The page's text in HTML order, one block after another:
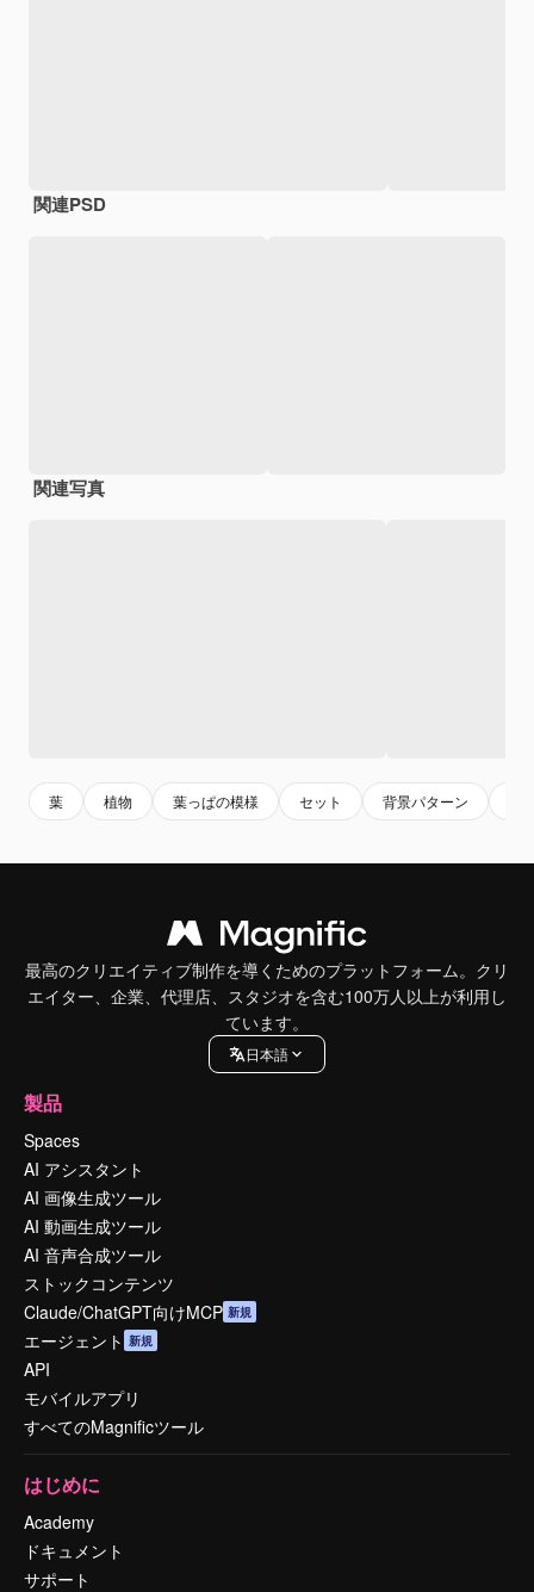
関連PSD
関連写真
葉 植物 葉っぱの模様 セット 背景パターン
最高のクリエイティブ制作を導くためのプラットフォーム。クリ
エイター、企業、代理店、スタジオを含む100万人以上が利用し
ています。
日本語
製品
Spaces
AI アシスタント
AI 画像生成ツール
AI 動画生成ツール
AI 音声合成ツール
ストックコンテンツ
Claude/ChatGPT向けMCP 新規
エージェント 新規
API
モバイルアプリ
すべてのMagnificツール
はじめに
Academy
ドキュメント
サポート